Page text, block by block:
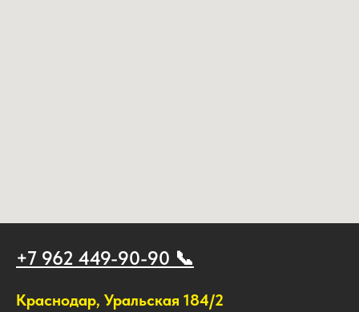
+7 962 449-90-90 📞
Краснодар, Уральская 184/2